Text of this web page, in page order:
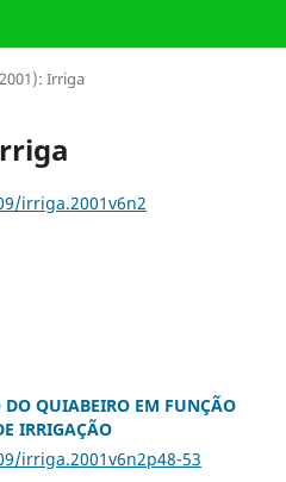
Irriga
irriga.2001v6n2
DO QUIABEIRO EM FUNÇÃO
IRRIGAÇÃO
irriga.2001v6n2p48-53